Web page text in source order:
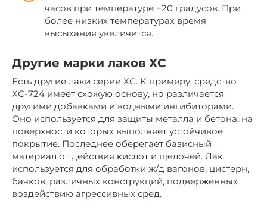
часов при температуре +20 градусов. При
более низких температурах время
высыхания увеличится.
Другие марки лаков ХС
Есть другие лаки серии ХС. К примеру, средство
ХС-724 имеет схожую основу, но различается
другими добавками и водными ингибиторами.
Оно используется для защиты металла и бетона, на
поверхности которых выполняет устойчивое
покрытие. Последнее оберегает базисный
материал от действия кислот и щелочей. Лак
используется для обработки ж/д вагонов, цистерн,
бачков, различных конструкций, подверженных
воздействию агрессивных сред.